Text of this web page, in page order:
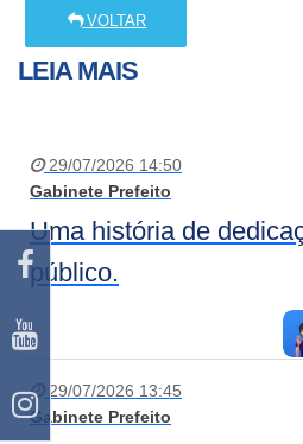
VOLTAR
LEIA MAIS
29/07/2026 14:50
Gabinete Prefeito
Uma história de
público.
29/07/2026 13:45
Gabinete Prefeito